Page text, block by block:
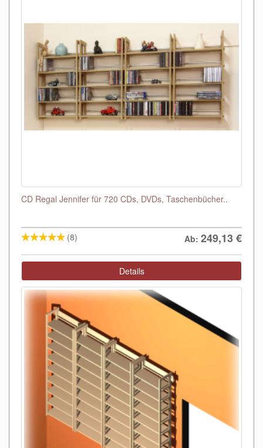
CD Regal Jennifer für 720 CDs, DVDs, Taschenbücher..
(8) Ab: 249,13€
Details